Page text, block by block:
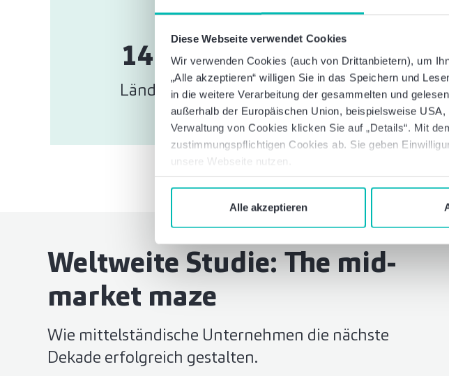
Diese Webseite verwendet Cookies
Wir verwenden Cookies (auch von Drittanbietern), um
„Alle akzeptieren“ willigen Sie in das Speichern und
in die weitere Verarbeitung der gesammelten und
außerhalb der Europäischen Union, beispielsweise
Verwaltung von Cookies klicken Sie auf „Details“. Mit
zustimmungspflichtigen Cookies ab. Sie geben
unsere Webseite nutzen.
Alle akzeptieren
147
Länder
50.400
Mitarbeitende
Weltweite Studie: The mid-
market maze
Wie mittelständische Unternehmen die nächste
Dekade erfolgreich gestalten.